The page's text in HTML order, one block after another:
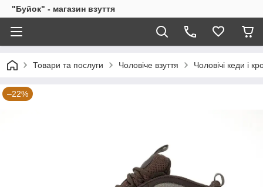
"Буйок" - магазин взуття
Товари та послуги Чоловіче взуття Чоловічі кеди і
–22%